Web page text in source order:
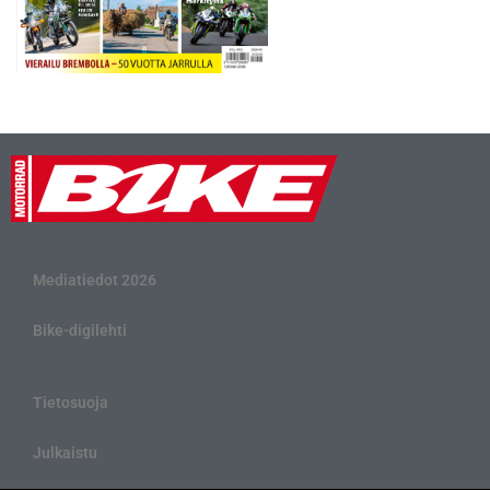
Mediatiedot 2026
Bike-digilehti
Tietosuoja
Julkaistu